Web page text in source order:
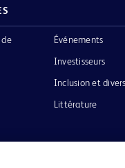
de
Événements
Investisseurs
Inclusion et
Littérature